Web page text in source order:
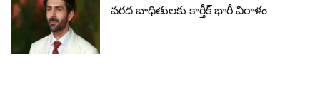
వరద బాధితులకు కార్తీక్ భారీ విరాళం